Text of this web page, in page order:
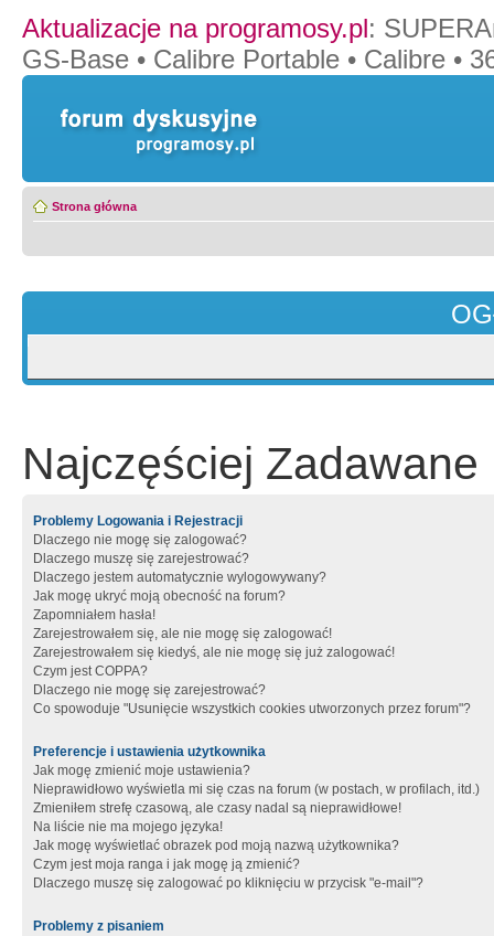
Aktualizacje na programosy.pl:
GS-Base • Calibre Portable • Calibre •
Strona główna
Najczęściej Zadawane
Problemy Logowania i Rejestracji
Dlaczego nie mogę się zalogować?
Dlaczego muszę się zarejestrować?
Dlaczego jestem automatycznie wylogowywany?
Jak mogę ukryć moją obecność na forum?
Zapomniałem hasła!
Zarejestrowałem się, ale nie mogę się zalogować!
Zarejestrowałem się kiedyś, ale nie mogę się już zalogować!
Czym jest COPPA?
Dlaczego nie mogę się zarejestrować?
Co spowoduje "Usunięcie wszystkich cookies utworzonych przez forum"?
Preferencje i ustawienia użytkownika
Jak mogę zmienić moje ustawienia?
Nieprawidłowo wyświetla mi się czas na forum (w postach, w profilach, itd.)
Zmieniłem strefę czasową, ale czasy nadal są nieprawidłowe!
Na liście nie ma mojego języka!
Jak mogę wyświetlać obrazek pod moją nazwą użytkownika?
Czym jest moja ranga i jak mogę ją zmienić?
Dlaczego muszę się zalogować po kliknięciu w przycisk "e-mail"?
Problemy z pisaniem